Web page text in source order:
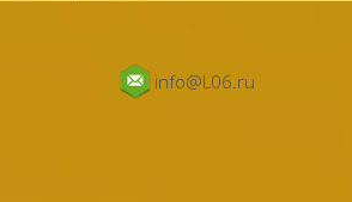
info@L06.ru